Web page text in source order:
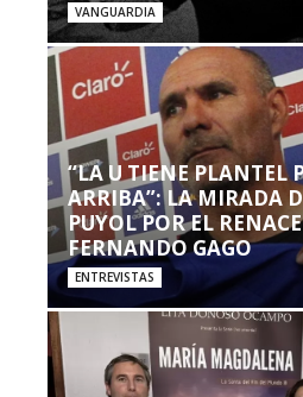
VANGUARDIA
“LA U TIENE PLANTEL
ARRIBA”: LA MIRADA
PUYOL POR EL
FERNANDO GAGO
ENTREVISTAS